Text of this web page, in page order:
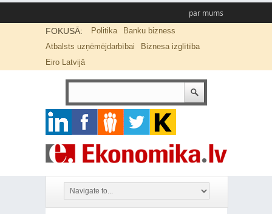
par mums
FOKUSĀ: Politika
Banku bizness
Atbalsts uzņēmējdarbībai
Biznesa izglītība
Eiro Latvijā